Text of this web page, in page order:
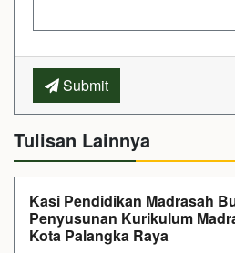
Submit
Tulisan Lainnya
Kasi Pendidikan Madrasah
Penyusunan Kurikulum
Kota Palangka Raya